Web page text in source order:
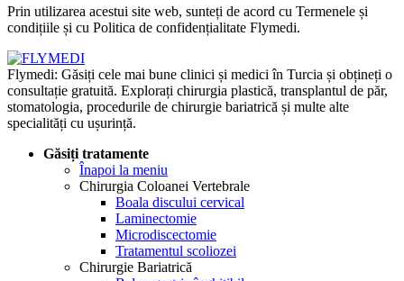
Prin utilizarea acestui site web, sunteți de acord cu Termenele și
condițiile și cu Politica de confidențialitate Flymedi.
Flymedi: Găsiți cele mai bune clinici și medici în Turcia și obțineți o
consultație gratuită. Explorați chirurgia plastică, transplantul de păr,
stomatologia, procedurile de chirurgie bariatrică și multe alte
specialități cu ușurință.
Găsiți tratamente
Înapoi la meniu
Chirurgia Coloanei Vertebrale
Boala discului cervical
Laminectomie
Microdiscectomie
Tratamentul scoliozei
Chirurgie Bariatrică